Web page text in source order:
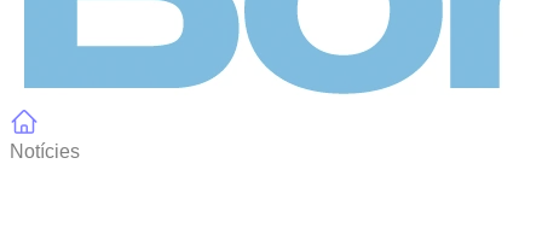
Notícies